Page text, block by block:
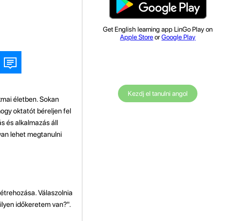
életben. Sokan
oktatót béreljen fel
és alkalmazás áll
lehet megtanulni
Válaszolnia
időkeretem van?".
Get English learning app LinGo Play on
Apple StoreorGoogle Play
Kezdj el tanulni angol